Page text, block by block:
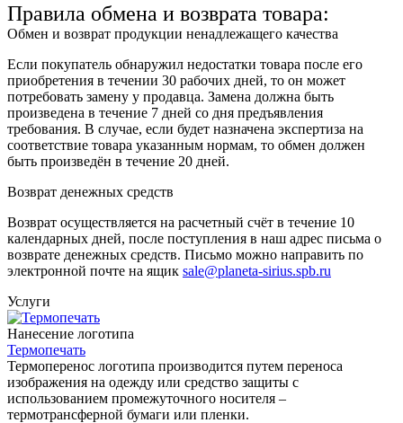
Правила обмена и возврата товара:
Обмен и возврат продукции ненадлежащего качества
Если покупатель обнаружил недостатки товара после его
приобретения в течении 30 рабочих дней, то он может
потребовать замену у продавца. Замена должна быть
произведена в течение 7 дней со дня предъявления
требования. В случае, если будет назначена экспертиза на
соответствие товара указанным нормам, то обмен должен
быть произведён в течение 20 дней.
Возврат денежных средств
Возврат осуществляется на расчетный счёт в течение 10
календарных дней, после поступления в наш адрес письма о
возврате денежных средств. Письмо можно направить по
электронной почте на ящик sale@planeta-sirius.spb.ru
Услуги
Нанесение логотипа
Термопечать
Термоперенос логотипа производится путем переноса
изображения на одежду или средство защиты с
использованием промежуточного носителя –
термотрансферной бумаги или пленки.